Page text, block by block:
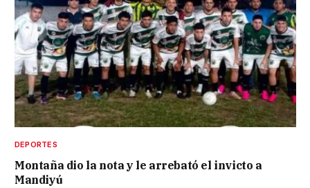
DEPORTES
Montaña dio la nota y le arrebató el invicto a
Mandiyú